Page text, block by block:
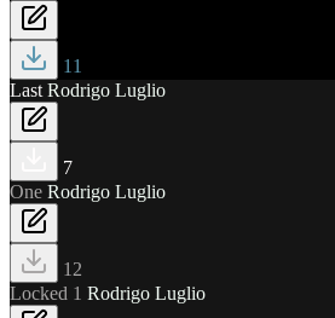
11
Last Rodrigo Luglio
7
One Rodrigo Luglio
12
Locked 1 Rodrigo Luglio